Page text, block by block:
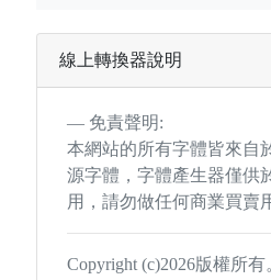
線上轉換器說明
免責聲明:
本網站的所有字體皆來自
源字體，字體產生器僅供
用，請勿做任何商業買賣
Copyright (c)2026版權所